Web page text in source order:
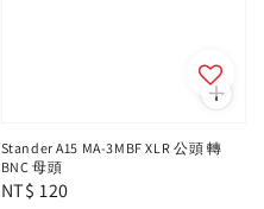
Stander A15 MA-3MBF XLR 公頭 轉
BNC 母頭
Regular
NT$ 120